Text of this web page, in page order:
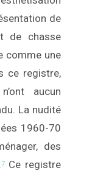
de
de chasse
comme une
ce registre,
aucun
La nudité
1960-70
des
7Ce registre